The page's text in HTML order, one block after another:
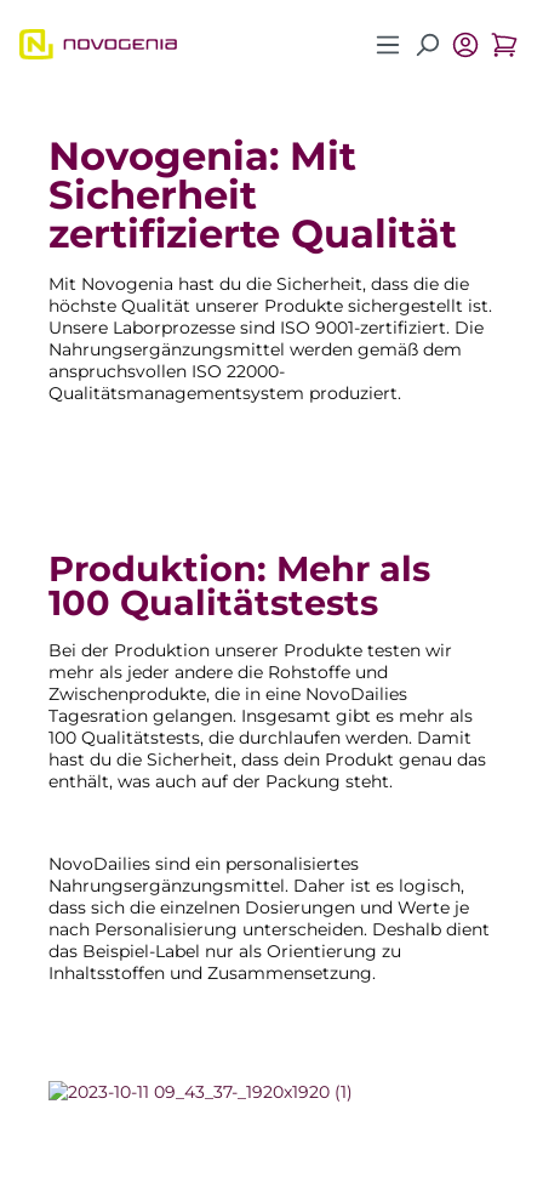
Zum Hauptinhalt springen
Novogenia: Mit
Sicherheit
zertifizierte Qualität
Mit Novogenia hast du die Sicherheit, dass die die
höchste Qualität unserer Produkte sichergestellt ist.
Unsere Laborprozesse sind ISO 9001-zertifiziert. Die
Nahrungsergänzungsmittel werden gemäß dem
anspruchsvollen ISO 22000-
Qualitätsmanagementsystem produziert.
Produktion: Mehr als
100 Qualitätstests
Bei der Produktion unserer Produkte testen wir
mehr als jeder andere die Rohstoffe und
Zwischenprodukte, die in eine NovoDailies
Tagesration gelangen. Insgesamt gibt es mehr als
100 Qualitätstests, die durchlaufen werden. Damit
hast du die Sicherheit, dass dein Produkt genau das
enthält, was auch auf der Packung steht.
NovoDailies sind ein personalisiertes
Nahrungsergänzungsmittel. Daher ist es logisch,
dass sich die einzelnen Dosierungen und Werte je
nach Personalisierung unterscheiden. Deshalb dient
das Beispiel-Label nur als Orientierung zu
Inhaltsstoffen und Zusammensetzung.
Bildergalerie überspringen